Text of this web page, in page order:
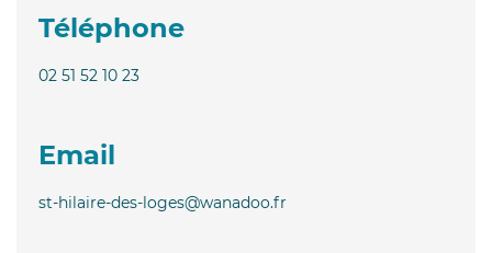
Téléphone
02 51 52 10 23
Email
st-hilaire-des-loges@wanadoo.fr